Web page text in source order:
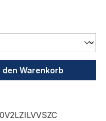
den
den Warenkorb